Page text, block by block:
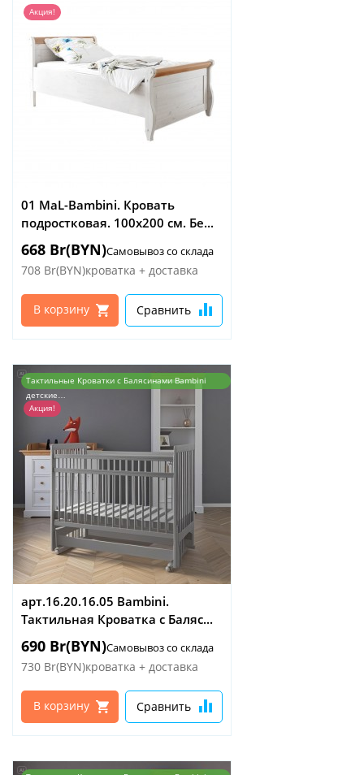
Акция!
01 МаL-Bambini. Кровать
подростковая. 100x200 см. Бе...
668 Br(BYN)Самовывоз со склада
708 Br(BYN)кроватка + доставка
В корзину Сравнить
Тактильные Кроватки с Балясинами Bambini
детские…
Акция!
арт.16.20.16.05 Bambini.
Тактильная Кроватка с Баляс...
690 Br(BYN)Самовывоз со склада
730 Br(BYN)кроватка + доставка
В корзину Сравнить